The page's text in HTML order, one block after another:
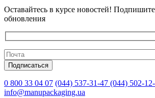
Оставайтесь в курсе новостей!
обновления
0 800 33 04 07 (044) 537-31-47 (044) 502-
info@manupackaging.ua